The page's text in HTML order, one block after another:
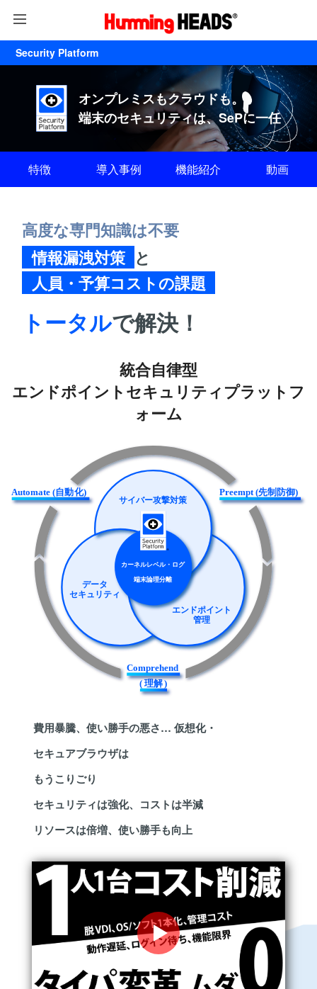
Security Platform
オンプレミスもクラウドも。
端末のセキュリティは、SePに一任
特徴 導入事例 機能紹介 動画
高度な専門知識は不要
情報漏洩対策 と
人員・予算コストの課題
トータルで解決！
統合自律型
エンドポイントセキュリティプラットフ
ォーム
エンドポイント
管理
データ
セキュリティ
サイバー攻撃対策
端末論理分離
カーネルレベル・ログ
Comprehend
( 理解)
Preempt (先制防御)
Automate (自動化)
費用暴騰、使い勝手の悪さ… 仮想化・
セキュアブラウザは
もうこりごり
セキュリティは強化、コストは半減
リソースは倍増、使い勝手も向上